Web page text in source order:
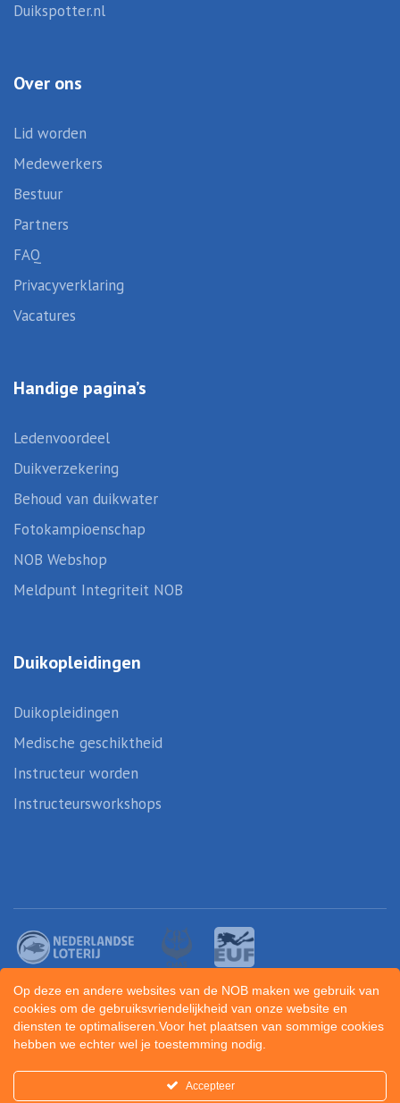
Duikspotter.nl
Over ons
Lid worden
Medewerkers
Bestuur
Partners
FAQ
Privacyverklaring
Vacatures
Handige pagina’s
Ledenvoordeel
Duikverzekering
Behoud van duikwater
Fotokampioenschap
NOB Webshop
Meldpunt Integriteit NOB
Duikopleidingen
Duikopleidingen
Medische geschiktheid
Instructeur worden
Instructeursworkshops
Sportunity
Op deze en andere websites van de NOB maken we gebruik van
cookies om de gebruiksvriendelijkheid van onze website en
diensten te optimaliseren.Voor het plaatsen van sommige cookies
hebben we echter wel je toestemming nodig.
Accepteer